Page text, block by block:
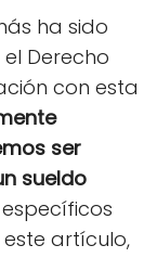
ha sido
Derecho
con esta
ser
sueldo
específicos
artículo,